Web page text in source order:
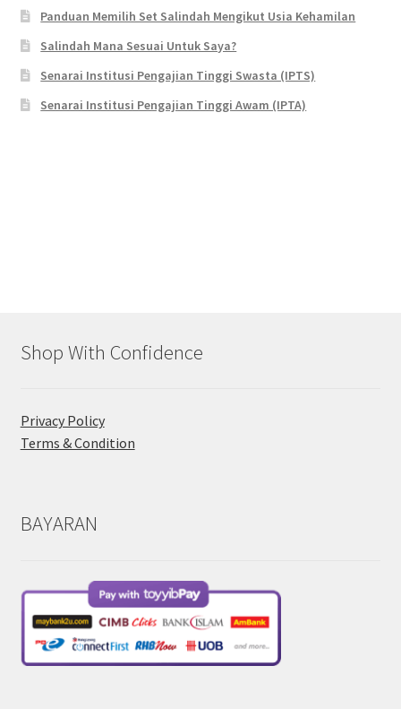
Panduan Memilih Set Salindah Mengikut Usia Kehamilan
Salindah Mana Sesuai Untuk Saya?
Senarai Institusi Pengajian Tinggi Swasta (IPTS)
Senarai Institusi Pengajian Tinggi Awam (IPTA)
Shop With Confidence
Privacy Policy
Terms & Condition
BAYARAN